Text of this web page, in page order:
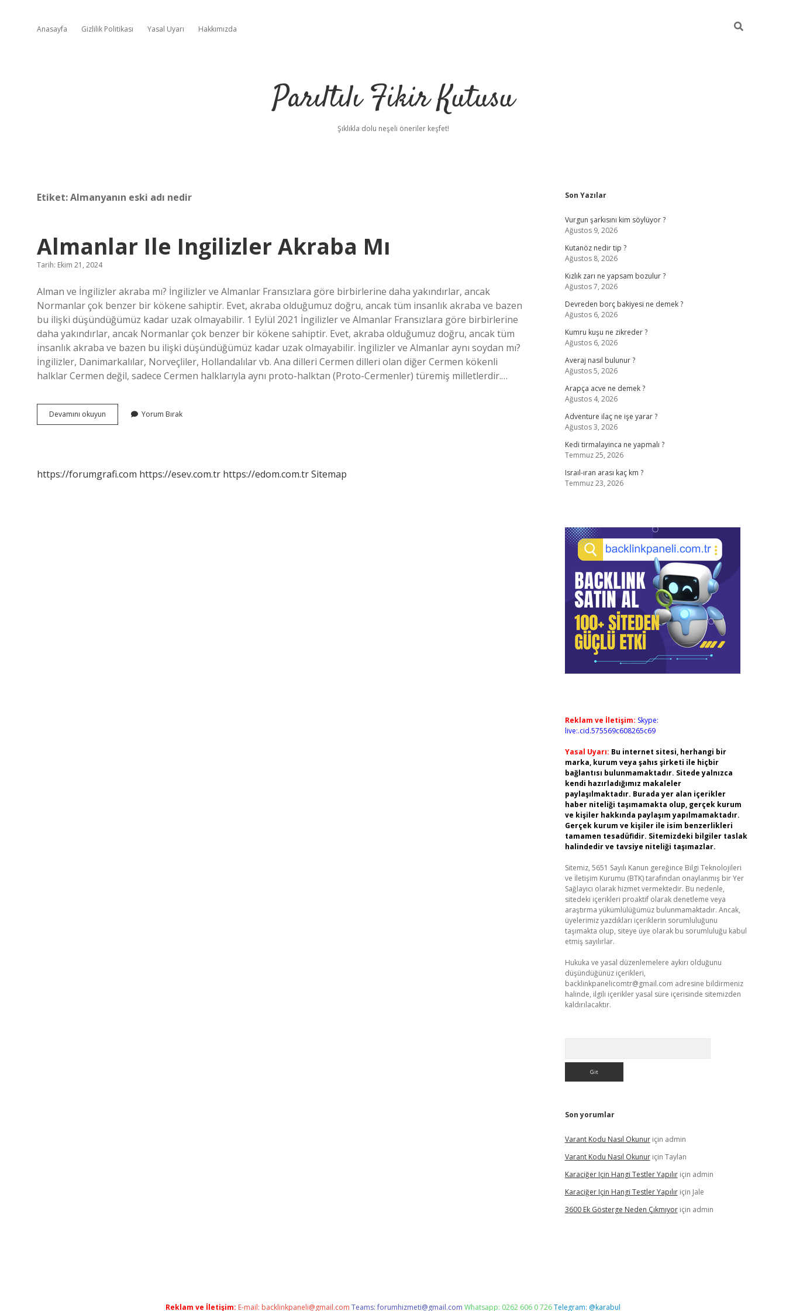
Anasayfa Gizlilik Politikası Yasal Uyarı Hakkımızda
Parıltılı Fikir Kutusu
Şıklıkla dolu neşeli öneriler keşfet!
Etiket:Almanyanın eski adı nedir
Almanlar Ile Ingilizler Akraba Mı
Tarih: Ekim 21, 2024
Alman ve İngilizler akraba mı? İngilizler ve Almanlar Fransızlara göre birbirlerine daha yakındırlar, ancak
Normanlar çok benzer bir kökene sahiptir. Evet, akraba olduğumuz doğru, ancak tüm insanlık akraba ve bazen
bu ilişki düşündüğümüz kadar uzak olmayabilir. 1 Eylül 2021 İngilizler ve Almanlar Fransızlara göre birbirlerine
daha yakındırlar, ancak Normanlar çok benzer bir kökene sahiptir. Evet, akraba olduğumuz doğru, ancak tüm
insanlık akraba ve bazen bu ilişki düşündüğümüz kadar uzak olmayabilir. İngilizler ve Almanlar aynı soydan mı?
İngilizler, Danimarkalılar, Norveçliler, Hollandalılar vb. Ana dilleri Cermen dilleri olan diğer Cermen kökenli
halklar Cermen değil, sadece Cermen halklarıyla aynı proto-halktan (Proto-Cermenler) türemiş milletlerdir.…
Devamını okuyun Almanlar
Ile
Yorum Bırak
https://forumgrafi.com https://esev.com.tr https://edom.com.trSitemap
Sidebar
Son Yazılar
Vurgun şarkısını kim söylüyor ?
Ağustos 9, 2026
Kutanöz nedir tip ?
Ağustos 8, 2026
Kızlık zarı ne yapsam bozulur ?
Ağustos 7, 2026
Devreden borç bakiyesi ne demek ?
Ağustos 6, 2026
Kumru kuşu ne zikreder ?
Ağustos 6, 2026
Averaj nasıl bulunur ?
Ağustos 5, 2026
Arapça acve ne demek ?
Ağustos 4, 2026
Adventure ilaç ne işe yarar ?
Ağustos 3, 2026
Kedi tirmalayinca ne yapmalı ?
Temmuz 25, 2026
Israıl-ıran arası kaç km ?
Temmuz 23, 2026
Reklam ve İletişim: Skype:
live:.cid.575569c608265c69
Yasal Uyarı: Bu internet sitesi, herhangi bir
marka, kurum veya şahıs şirketi ile hiçbir
bağlantısı bulunmamaktadır. Sitede yalnızca
kendi hazırladığımız makaleler
paylaşılmaktadır. Burada yer alan içerikler
haber niteliği taşımamakta olup, gerçek kurum
ve kişiler hakkında paylaşım yapılmamaktadır.
Gerçek kurum ve kişiler ile isim benzerlikleri
tamamen tesadüfidir. Sitemizdeki bilgiler taslak
halindedir ve tavsiye niteliği taşımazlar.
Sitemiz, 5651 Sayılı Kanun gereğince Bilgi Teknolojileri
ve İletişim Kurumu (BTK) tarafından onaylanmış bir Yer
Sağlayıcı olarak hizmet vermektedir. Bu nedenle,
sitedeki içerikleri proaktif olarak denetleme veya
araştırma yükümlülüğümüz bulunmamaktadır. Ancak,
üyelerimiz yazdıkları içeriklerin sorumluluğunu
taşımakta olup, siteye üye olarak bu sorumluluğu kabul
etmiş sayılırlar.
Hukuka ve yasal düzenlemelere aykırı olduğunu
düşündüğünüz içerikleri,
backlinkpanelicomtr@gmail.com adresine bildirmeniz
halinde, ilgili içerikler yasal süre içerisinde sitemizden
kaldırılacaktır.
Son yorumlar
Varant Kodu Nasıl Okunuriçin admin
Varant Kodu Nasıl Okunuriçin Taylan
Karaciğer Için Hangi Testler Yapılıriçin admin
Karaciğer Için Hangi Testler Yapılıriçin Jale
3600 Ek Gösterge Neden Çıkmıyoriçin admin
Reklam ve İletişim: E-mail: backlinkpaneli@gmail.com Teams:forumhizmeti@gmail.com Whatsapp: 0262 606 0 726Telegram: @karabul